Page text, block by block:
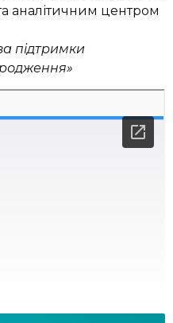
аналітичним центром
підтримки